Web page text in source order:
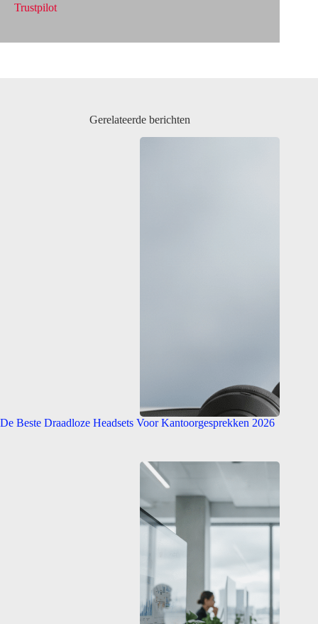
Trustpilot
Gerelateerde berichten
De Beste Draadloze Headsets Voor Kantoorgesprekken 2026